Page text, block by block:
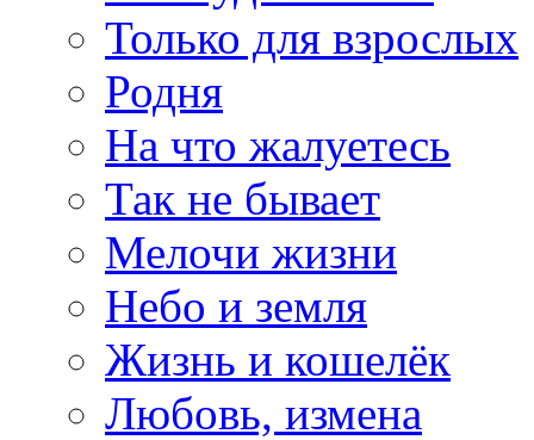
Только для взрослых
Родня
На что жалуетесь
Так не бывает
Мелочи жизни
Небо и земля
Жизнь и кошелёк
Любовь, измена